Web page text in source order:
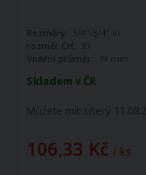
Skladem v ČR
Můžete mít: Úterý
106,33 Kč / ks
Rozměry:
3/4"-3/4" in
rozměr CH:
Vnitřní průměr:
19 mm